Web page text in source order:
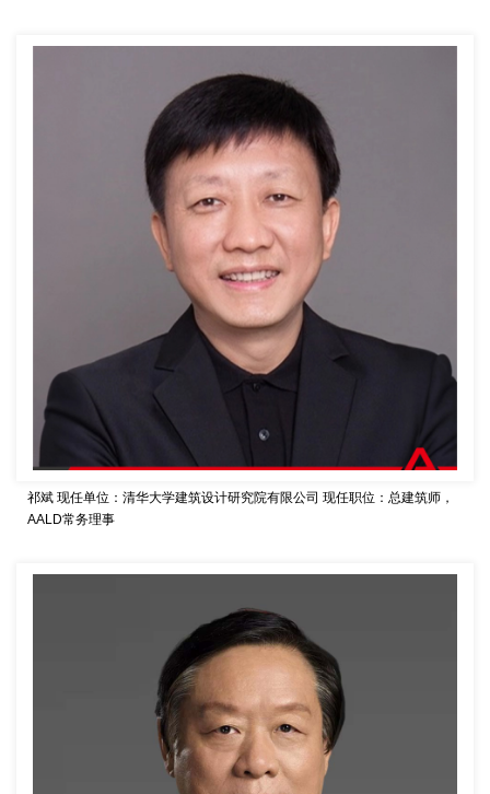
祁斌 现任单位：清华大学建筑设计研究院有限公司 现任职位：总建筑师，
AALD常务理事